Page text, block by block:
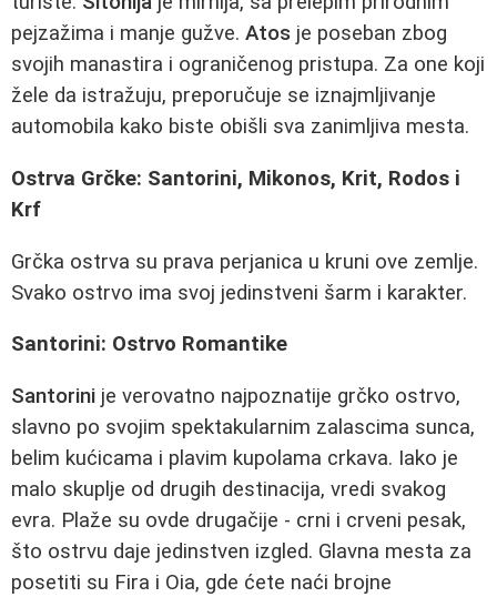
pejzažima i manje gužve. Atos je poseban zbog
svojih manastira i ograničenog pristupa. Za one koji
žele da istražuju, preporučuje se iznajmljivanje
automobila kako biste obišli sva zanimljiva mesta.
Ostrva Grčke: Santorini, Mikonos, Krit, Rodos i
Krf
Grčka ostrva su prava perjanica u kruni ove zemlje.
Svako ostrvo ima svoj jedinstveni šarm i karakter.
Santorini: Ostrvo Romantike
Santorini je verovatno najpoznatije grčko ostrvo,
slavno po svojim spektakularnim zalascima sunca,
belim kućicama i plavim kupolama crkava. Iako je
malo skuplje od drugih destinacija, vredi svakog
evra. Plaže su ovde drugačije - crni i crveni pesak,
što ostrvu daje jedinstven izgled. Glavna mesta za
posetiti su Fira i Oia, gde ćete naći brojne